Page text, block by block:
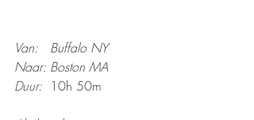
Van:   Buffalo NY
Naar: Boston MA
Duur: 10h 50m